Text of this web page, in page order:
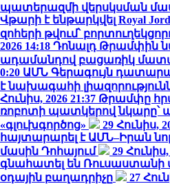
պատերազմի վերսկսման
Վթարի է ենթարկվել Royal
զոհերի թվում՝
2026 14:18 Դոնալդ Թրամփին
ադամանդով բացառիկ
0:20 ԱՄՆ Գերագույն
է նախագահի
Հունիս, 2026 21:37 Թրամփը
ռոբոտի պատկերով նկարը՝
«գլուխգործոց»
29 Հունիս,
հայտարարել է ԱՄՆ–Իրան
մասին Դոհայում
29 Հունիս,
գնահատել են Ռուսաստանի
օդային բաղադրիչը
27